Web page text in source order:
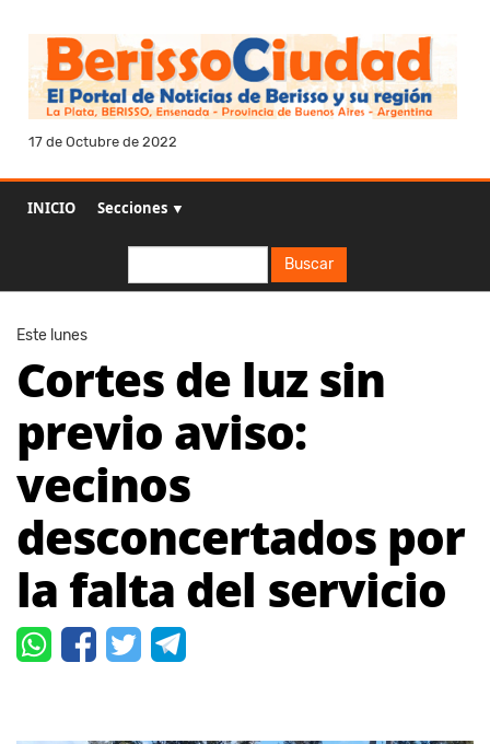
17 de Octubre de 2022
INICIO Secciones ▼
Buscar
Este lunes
Cortes de luz sin
previo aviso:
vecinos
desconcertados por
la falta del servicio